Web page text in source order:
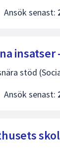
Ansök senast:
stöd
Ansök senast: